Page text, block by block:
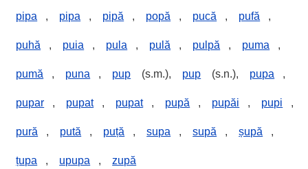
pipa , pipa , pipă , popă , pucă , pufă ,
puhă , puia , pula , pulă , pulpă , puma ,
pumă , puna , pup (s.m.), pup (s.n.), pupa ,
pupar , pupat , pupat , pupă , pupăi , pupi ,
pură , pută , puță , supa , supă , șupă ,
țupa , upupa , zupă